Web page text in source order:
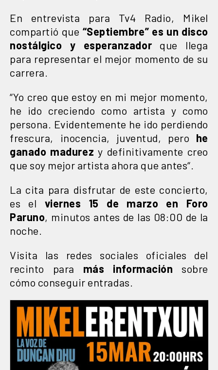
En entrevista para Tv4 Radio, Mikel
compartió que “Septiembre” es un disco
nostálgico y esperanzador que llega
para representar el mejor momento de su
carrera.
“Yo creo que estoy en mi mejor momento,
he ido creciendo como artista y como
persona. Evidentemente he ido perdiendo
frescura, inocencia, juventud, pero he
ganado madurez y definitivamente creo
que soy mejor artista ahora que antes“.
La cita para disfrutar de este concierto,
es el viernes 15 de marzo en Foro
Paruno, minutos antes de las 08:00 de la
noche.
Visita las redes sociales oficiales del
recinto para más información sobre
cómo conseguir entradas.